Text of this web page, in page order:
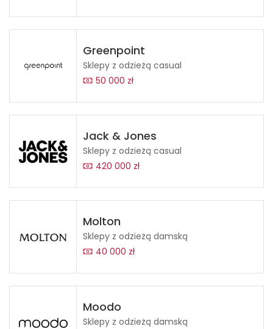
Greenpoint
Sklepy z odzieżą casual
50 000 zł
Jack & Jones
Sklepy z odzieżą casual
420 000 zł
Molton
Sklepy z odzieżą damską
40 000 zł
Moodo
Sklepy z odzieżą damską